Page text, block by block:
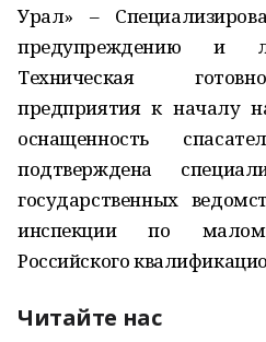
Урал» –
предупреждению и
Техническая
предприятия к началу
оснащенность
подтверждена
государственных
инспекции по
Российского
Читайте нас